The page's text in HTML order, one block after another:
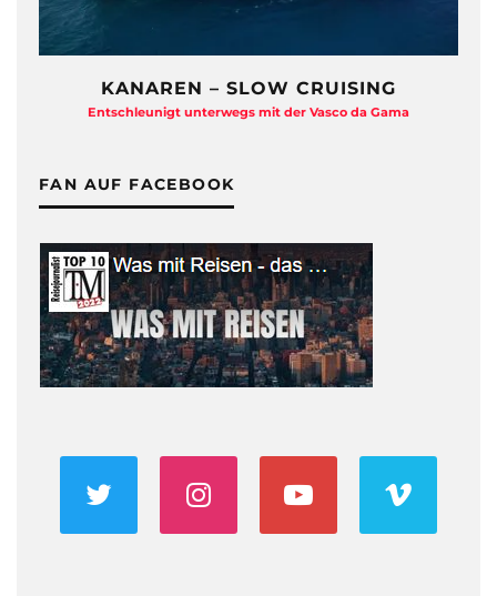
KANAREN – SLOW CRUISING
Entschleunigt unterwegs mit der Vasco da Gama
FAN AUF FACEBOOK